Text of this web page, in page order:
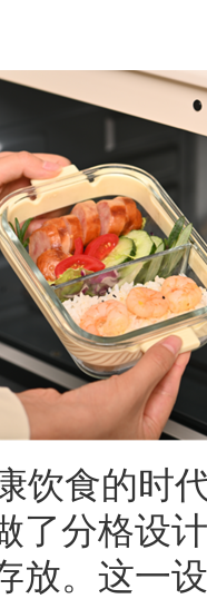
饮食的时
了分格设
放。这一